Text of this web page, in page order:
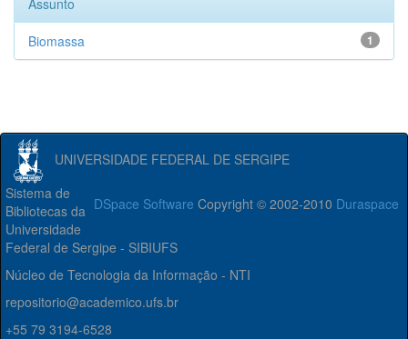
Assunto
1
Biomassa
UNIVERSIDADE FEDERAL DE SERGIPE
DSpace Software Copyright © 2002-2010 Duraspace
Sistema de
Bibliotecas da
Universidade
Federal de Sergipe - SIBIUFS
Núcleo de Tecnologia da Informação - NTI
repositorio@academico.ufs.br
+55 79 3194-6528